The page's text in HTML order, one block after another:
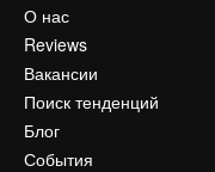
О нас
Reviews
Вакансии
Поиск тенденций
Блог
События